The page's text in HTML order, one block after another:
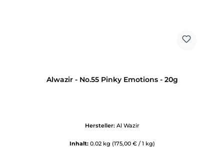
Alwazir - No.55 Pinky Emotions - 20g
Hersteller: Al Wazir
Inhalt: 0.02 kg (175,00 € / 1 kg)